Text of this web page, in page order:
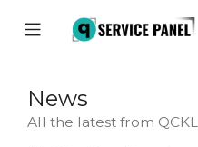
Mobile
News
All the latest from